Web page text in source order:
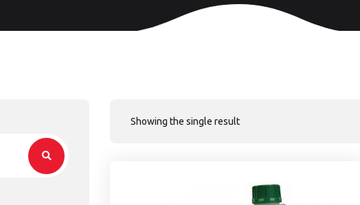
Showing the single result